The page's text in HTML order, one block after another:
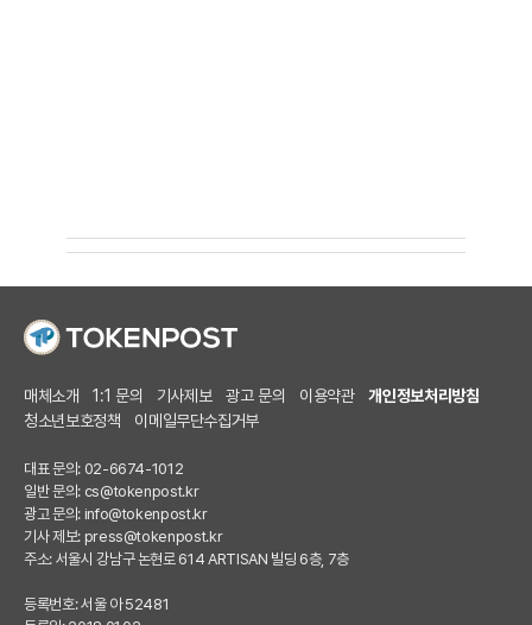
매체소개 1:1 문의 기사제보 광고 문의 이용약관
개인정보처리방침
청소년보호정책
이메일무단수집거부
대표 문의: 02-6674-1012
일반 문의: cs@tokenpost.kr
광고 문의: info@tokenpost.kr
기사 제보: press@tokenpost.kr
주소: 서울시 강남구 논현로 614 ARTISAN 빌딩 6층, 7층
등록번호: 서울 아 52481